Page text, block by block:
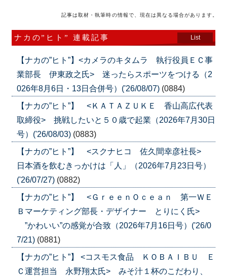
記事は取材・執筆時の情報で、現在は異なる場合があります。
ナカの”ヒト” 連載記事 List
【ナカの”ヒト”】<カメラのキタムラ 執行役員ＥＣ事
業部長 伊東政之氏> 迷ったらスポーツをつける（2
026年8月6日・13日合併号）('26/08/07) (0884)
【ナカの”ヒト”】 <ＫＡＴＡＺＵＫＥ 香山高広代表
取締役> 挑戦したいと５０歳で起業（2026年7月30日
号）('26/08/03) (0883)
【ナカの”ヒト”】 <スクナヒコ 佐久間幸彦社長>
日本酒を飲むきっかけは「人」（2026年7月23日号）
('26/07/27) (0882)
【ナカの”ヒト”】 <ＧｒｅｅｎＯｃｅａｎ 第一ＷＥ
Ｂマーケティング部長・デザイナー とりにく氏>
”かわいい”の感覚が合致（2026年7月16日号）('26/0
7/21) (0881)
【ナカの”ヒト”】 <コスモス食品 ＫＯＢＡＩＢＵ Ｅ
Ｃ運営担当 永野翔太氏> みそ汁１杯のこだわり、